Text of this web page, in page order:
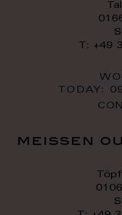
T: +49
TODAY:
meissen